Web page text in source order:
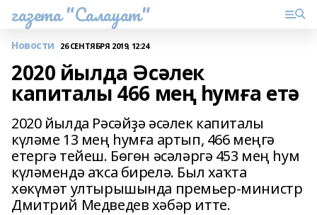
газета "Салауат"
Новости 26 СЕНТЯБРЯ 2019, 12:24
2020 йылда Әсәлек
капиталы 466 мең һумға етә
2020 йылда Рәсәйҙә әсәлек капиталы
күләме 13 мең һумға артып, 466 меңгә
етергә тейеш. Бөгөн әсәләргә 453 мең һум
күләмендә аҡса бирелә. Был хаҡта
хөкүмәт ултырышында премьер-министр
Дмитрий Медведев хәбәр итте.